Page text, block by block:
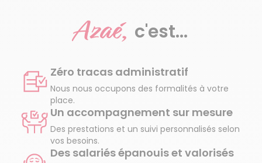
Azaé, c'est...
Zéro tracas administratif
Nous nous occupons des formalités à votre
place.
Un accompagnement sur mesure
Des prestations et un suivi personnalisés selon
vos besoins.
Des salariés épanouis et valorisés